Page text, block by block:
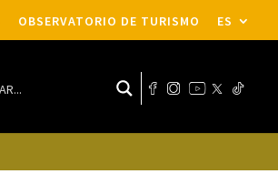
OBSERVATORIO DE TURISMO ES